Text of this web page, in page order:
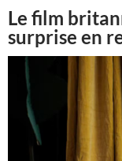
Le film
surprise en